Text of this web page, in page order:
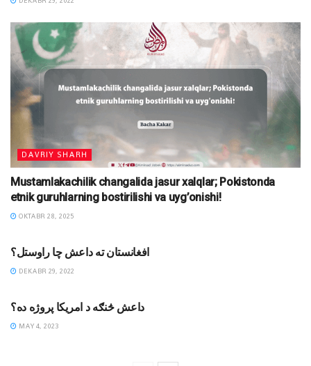
DAVRIY SHARH
Mustamlakachilik changalida jasur xalqlar; Pokistonda
etnik guruhlarning bostirilishi va uyg’onishi!
OKTABR 28, 2025
افغانستان ته داعش چا راوستل؟
DEKABR 29, 2022
داعش څنګه د امریکا پروژه ده؟
MAY 4, 2023